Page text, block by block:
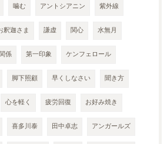
噛む アントシアニン 紫外線
釈迦さま 謙虚 関心 水無月
係 第一印象 ケンフェロール
脚下照顧 早くしなさい 聞き方
心を軽く 疲労回復 お好み焼き
喜多川泰 田中卓志 アンガールズ